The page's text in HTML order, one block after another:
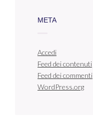
META
Accedi
Feed dei contenuti
Feed dei commenti
WordPress.org